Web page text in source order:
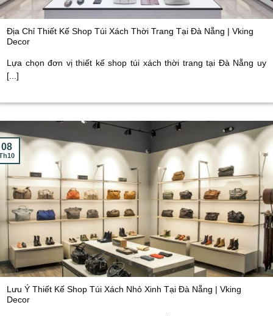
Địa Chỉ Thiết Kế Shop Túi Xách Thời Trang Tại Đà Nẵng | Vking
Decor
Lựa chọn đơn vị thiết kế shop túi xách thời trang tại Đà Nẵng uy
[...]
Lưu Ý Thiết Kế Shop Túi Xách Nhỏ Xinh Tại Đà Nẵng | Vking
Decor
08